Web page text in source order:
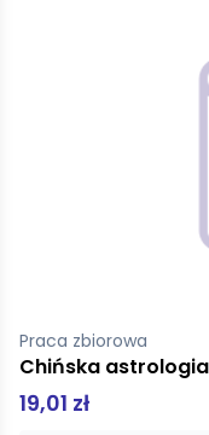
Praca zbiorowa
Chińska
19,01 zł